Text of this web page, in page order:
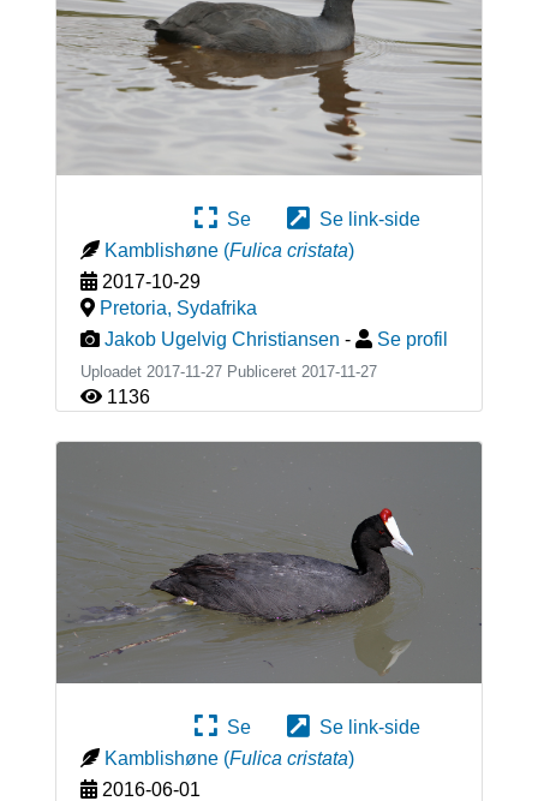
Se
Se link-side
Kamblishøne (Fulica cristata)
2017-10-29
Pretoria, Sydafrika
Jakob Ugelvig Christiansen - Se profil
Uploadet 2017-11-27 Publiceret 2017-11-27
1136
Se
Se link-side
Kamblishøne (Fulica cristata)
2016-06-01